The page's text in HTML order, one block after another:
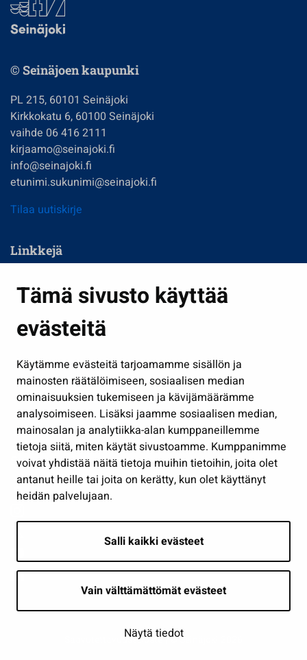
Tämä sivusto käyttää
evästeitä
Käytämme evästeitä tarjoamamme sisällön ja
mainosten räätälöimiseen, sosiaalisen median
ominaisuuksien tukemiseen ja kävijämäärämme
analysoimiseen. Lisäksi jaamme sosiaalisen median,
mainosalan ja analytiikka-alan kumppaneillemme
tietoja siitä, miten käytät sivustoamme. Kumppanimme
voivat yhdistää näitä tietoja muihin tietoihin, joita olet
antanut heille tai joita on kerätty, kun olet käyttänyt
heidän palvelujaan.
Salli kaikki evästeet
Vain välttämättömät evästeet
Näytä tiedot
© Seinäjoen kaupunki
PL 215, 60101 Seinäjoki
Kirkkokatu 6, 60100 Seinäjoki
vaihde 06 416 2111
kirjaamo@seinajoki.fi
info@seinajoki.fi
etunimi.sukunimi@seinajoki.fi
Tilaa uutiskirje
Linkkejä
Kasvatus ja opetus
Kulttuuri ja liikunta
Työ ja yrittäminen
Osallistu ja asioi
Näytä omat evästeasetukseni
Seuraa meitä
Saavutettavuusseloste | © Seinäjoki 2026